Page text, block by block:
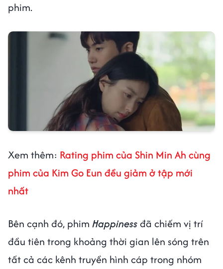
phim.
Xem thêm: Rating phim của Shin Min Ah cùng
phim của Kim Go Eun đều giảm ở tập mới
nhất
Bên cạnh đó, phim Happinessđã chiếm vị trí
đầu tiên trong khoảng thời gian lên sóng trên
tất cả các kênh truyền hình cáp trong nhóm